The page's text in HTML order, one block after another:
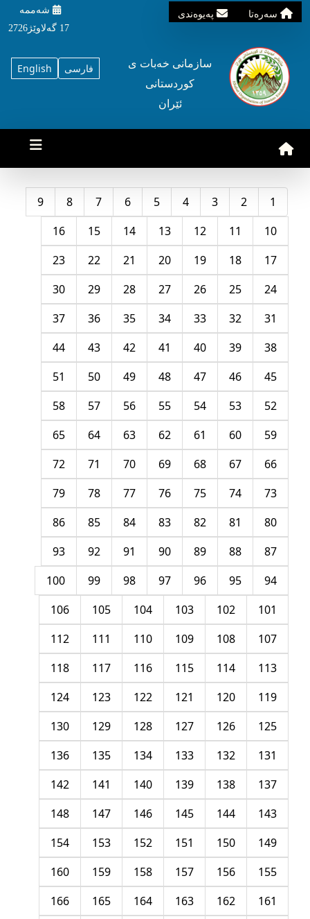
سه‌ره‌تا په‌یوه‌ندی
شه‌ممه‌
17 گه‌لاوێژ2726
English فارسی
سازمانی خه‌بات ی
کوردستانی
ئێران
1
2
3
4
5
6
7
8
9
10
11
12
13
14
15
16
17
18
19
20
21
22
23
24
25
26
27
28
29
30
31
32
33
34
35
36
37
38
39
40
41
42
43
44
45
46
47
48
49
50
51
52
53
54
55
56
57
58
59
60
61
62
63
64
65
66
67
68
69
70
71
72
73
74
75
76
77
78
79
80
81
82
83
84
85
86
87
88
89
90
91
92
93
94
95
96
97
98
99
100
101
102
103
104
105
106
107
108
109
110
111
112
113
114
115
116
117
118
119
120
121
122
123
124
125
126
127
128
129
130
131
132
133
134
135
136
137
138
139
140
141
142
143
144
145
146
147
148
149
150
151
152
153
154
155
156
157
158
159
160
161
162
163
164
165
166